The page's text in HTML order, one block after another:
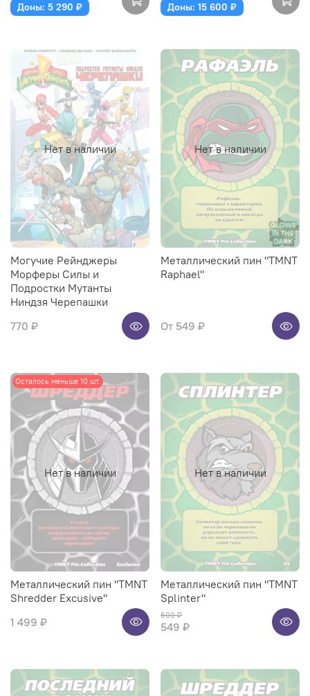
Доны: 5 290 ₽ Доны: 15 600 ₽
Нет в наличии
Могучие Рейнджеры
Морферы Силы и
Подростки Мутанты
Ниндзя Черепашки
770 ₽
Нет в наличии
Металлический пин "TMNT
Raphael"
От 549 ₽
Нет в наличии
Осталось меньше 10 шт.
Металлический пин "TMNT
Shredder Excusive"
1 499 ₽
Нет в наличии
Металлический пин "TMNT
Splinter"
600 ₽
549 ₽